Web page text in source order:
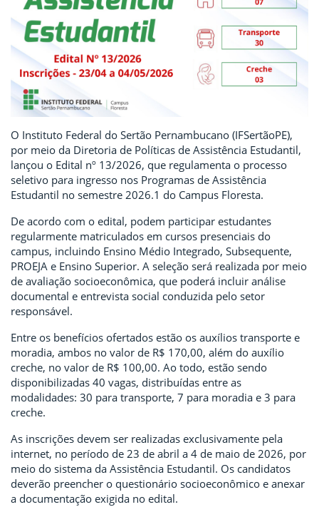
O Instituto Federal do Sertão Pernambucano (IFSertãoPE),
por meio da Diretoria de Políticas de Assistência Estudantil,
lançou o Edital nº 13/2026, que regulamenta o processo
seletivo para ingresso nos Programas de Assistência
Estudantil no semestre 2026.1 do Campus Floresta.
De acordo com o edital, podem participar estudantes
regularmente matriculados em cursos presenciais do
campus, incluindo Ensino Médio Integrado, Subsequente,
PROEJA e Ensino Superior. A seleção será realizada por meio
de avaliação socioeconômica, que poderá incluir análise
documental e entrevista social conduzida pelo setor
responsável.
Entre os benefícios ofertados estão os auxílios transporte e
moradia, ambos no valor de R$ 170,00, além do auxílio
creche, no valor de R$ 100,00. Ao todo, estão sendo
disponibilizadas 40 vagas, distribuídas entre as
modalidades: 30 para transporte, 7 para moradia e 3 para
creche.
As inscrições devem ser realizadas exclusivamente pela
internet, no período de 23 de abril a 4 de maio de 2026, por
meio do sistema da Assistência Estudantil. Os candidatos
deverão preencher o questionário socioeconômico e anexar
a documentação exigida no edital.